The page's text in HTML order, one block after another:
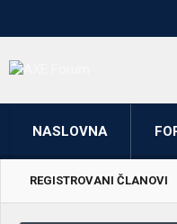
NASLOVNA
REGISTROVANI ČLANOVI